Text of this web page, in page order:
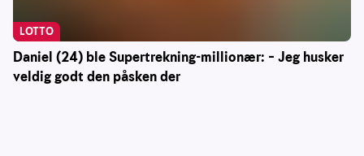
Daniel (24) ble Supertrekning-millionær: – Jeg husker
veldig godt den påsken der
LOTTO